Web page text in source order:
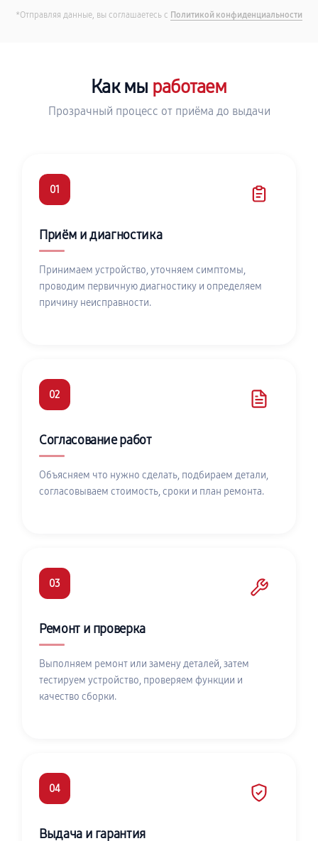
*Отправляя данные, вы соглашаетесь с Политикой конфиденциальности
Как мы работаем
Прозрачный процесс от приёма до выдачи
01
Приём и диагностика
Принимаем устройство, уточняем симптомы,
проводим первичную диагностику и определяем
причину неисправности.
02
Согласование работ
Объясняем что нужно сделать, подбираем детали,
согласовываем стоимость, сроки и план ремонта.
03
Ремонт и проверка
Выполняем ремонт или замену деталей, затем
тестируем устройство, проверяем функции и
качество сборки.
04
Выдача и гарантия